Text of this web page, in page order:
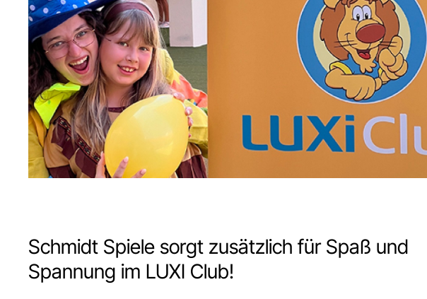
Schmidt Spiele sorgt zusätzlich für Spaß und
Spannung im LUXI Club!